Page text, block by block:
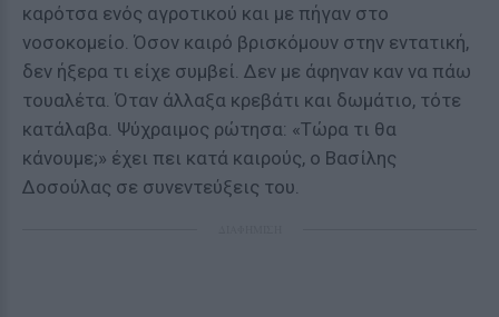
καρότσα ενός αγροτικού και με πήγαν στο
νοσοκομείο. Όσον καιρό βρισκόμουν στην εντατική,
δεν ήξερα τι είχε συμβεί. Δεν με άφηναν καν να πάω
τουαλέτα. Όταν άλλαξα κρεβάτι και δωμάτιο, τότε
κατάλαβα. Ψύχραιμος ρώτησα: «Τώρα τι θα
κάνουμε;» έχει πει κατά καιρούς, ο Βασίλης
Δοσούλας σε συνεντεύξεις του.